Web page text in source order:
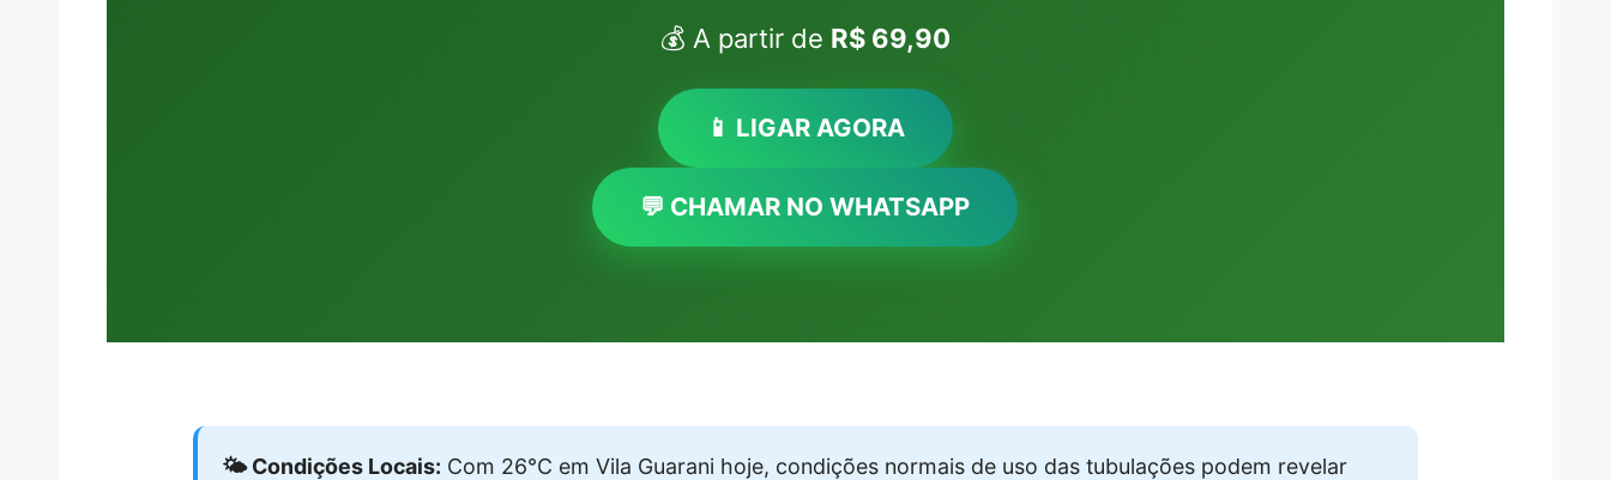
💰 A partir de R$ 69,90
📱 LIGAR AGORA
💬 CHAMAR NO WHATSAPP
🌤️ Condições Locais: Com 26°C em Vila Guarani hoje, condições normais de uso das tubulações podem revelar